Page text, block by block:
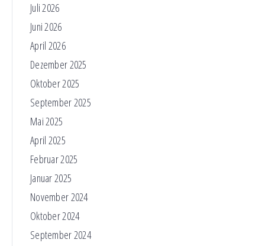
Juli 2026
Juni 2026
April 2026
Dezember 2025
Oktober 2025
September 2025
Mai 2025
April 2025
Februar 2025
Januar 2025
November 2024
Oktober 2024
September 2024